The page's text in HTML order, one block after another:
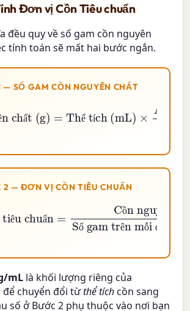
Đơn vị Cồn Tiêu chuẩn
đều quy về số gam cồn nguyên
tính toán sẽ mất hai bước ngắn.
— SỐ GAM CỒN NGUYÊN CHẤT
ấ ể í
2 — ĐƠN VỊ CỒN TIÊU CHUẨN
ê ẩ
ồ
ố ê ỗ đ
mL là khối lượng riêng của
để chuyển đổi từthể tíchcồn sang
số ở Bước 2 phụ thuộc vào nơi bạn